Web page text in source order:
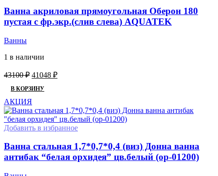
Ванна акриловая прямоугольная Оберон 180
пустая с фр.экр.(слив слева) AQUATEK
Ванны
1 в наличии
43100₽ Первоначальная
составляла
43100 ₽.
41048 ₽Текущая
В КОРЗИНУ
АКЦИЯ
Добавить в избранное
Ванна стальная 1,7*0,7*0,4 (виз) Донна ванна
антибак “белая орхидея” цв.белый (ор-01200)